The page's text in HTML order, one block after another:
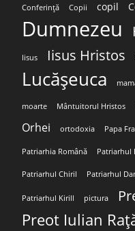
Conferință Copii copil
Dumnezeu
Iisus Iisus Hristos
Lucășeuca
moarte Mântuitorul Hristos
Orhei ortodoxia Papa
Patriarhia Română Patriarhul
Patriarhul Chiril Patriarhul
Patriarhul Kirill pictura
Preot Iulian